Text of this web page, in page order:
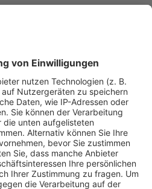
mehr los: Allein bis 19 Uhr
Gewahrsam genommen. Ein
in der Weidengasse
angeblich nur kurz
es aber nicht zurück, bedrohte
und flüchtete. Außerdem
Vergewaltigung unter
Einer von ihnen soll den
gezwungen haben. Und
einen Polizisten so schwer im
dienstfähig war.
und Rettungsdienste an den